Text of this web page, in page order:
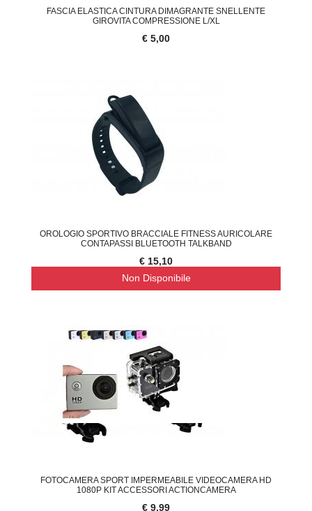
FASCIA ELASTICA CINTURA DIMAGRANTE SNELLENTE
GIROVITA COMPRESSIONE L/XL
€ 5,00
OROLOGIO SPORTIVO BRACCIALE FITNESS AURICOLARE
CONTAPASSI BLUETOOTH TALKBAND
€ 15,10
Non Disponibile
FOTOCAMERA SPORT IMPERMEABILE VIDEOCAMERA HD
1080P KIT ACCESSORI ACTIONCAMERA
€ 9,99